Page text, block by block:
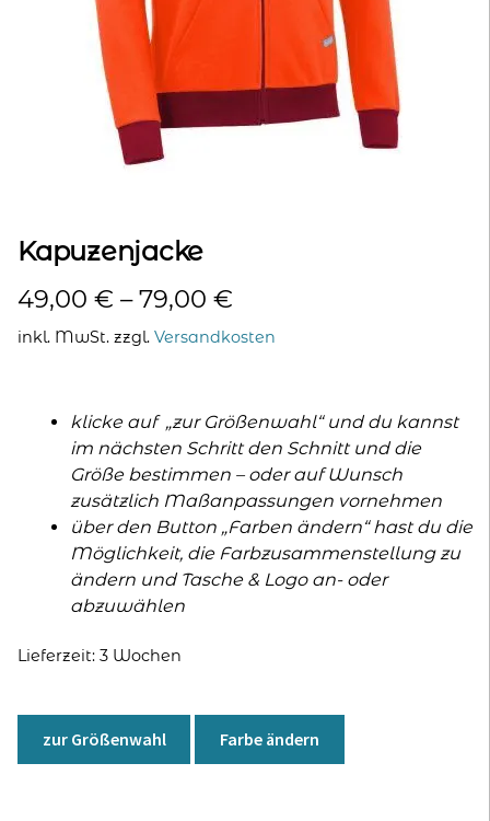
Kapuzenjacke
49,00 € –79,00 €
inkl. MwSt. zzgl. Versandkosten
klicke auf „zur Größenwahl“ und du kannst
im nächsten Schritt den Schnitt und die
Größe bestimmen – oder auf Wunsch
zusätzlich Maßanpassungen vornehmen
über den Button „Farben ändern“ hast du die
Möglichkeit, die Farbzusammenstellung zu
ändern und Tasche & Logo an- oder
abzuwählen
Lieferzeit: 3 Wochen
zur Größenwahl Farbe ändern